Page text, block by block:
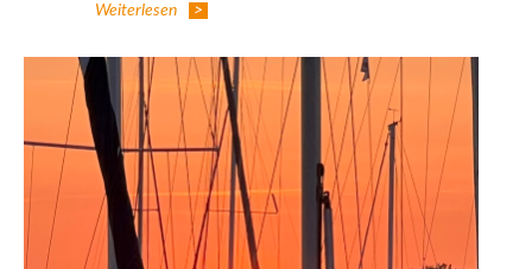
Weiterlesen